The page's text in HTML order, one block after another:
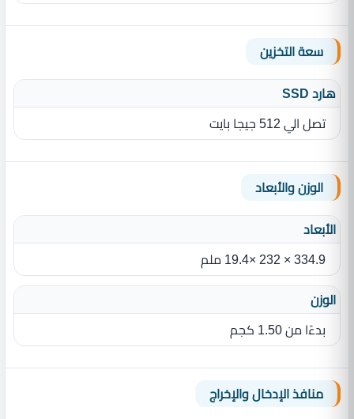
سعة التخزين
هارد SSD
تصل الي 512 جيجا بايت
الوزن والأبعاد
الأبعاد
334.9 ‏×‏ 232 ‏×‏19.4‏ ملم
الوزن
بدءًا من 1.50‏ كجم
منافذ الإدخال والإخراج